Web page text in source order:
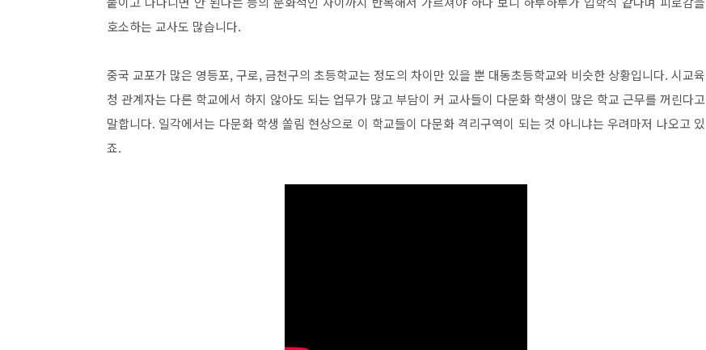
호소하는 교사도 많습니다.
중국 교포가 많은 영등포, 구로, 금천구의 초등학교는 정도의 차이만 있을 뿐 대동초등학교와 비슷한 상황입니다. 시교육
청 관계자는 다른 학교에서 하지 않아도 되는 업무가 많고 부담이 커 교사들이 다문화 학생이 많은 학교 근무를 꺼린다고
말합니다. 일각에서는 다문화 학생 쏠림 현상으로 이 학교들이 다문화 격리구역이 되는 것 아니냐는 우려마저 나오고 있
죠.